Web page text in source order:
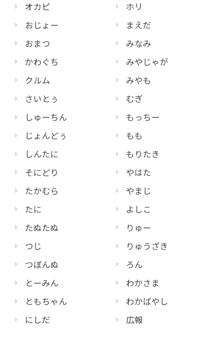
オカピ
おじょー
おまつ
かわぐち
クルム
さいとぅ
しゅーちん
じょんどぅ
しんたに
そにどり
たかむら
たに
たぬたぬ
つじ
つぼんぬ
とーみん
ともちゃん
にしだ
ホリ
まえだ
みなみ
みやじゃが
みやも
むぎ
もっちー
もも
もりたき
やはた
やまじ
よしこ
りゅー
りゅうざき
ろん
わかさま
わかばやし
広報